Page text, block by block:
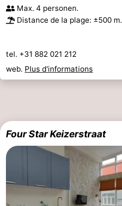
Max. 4 personen.
Distance de la plage: ±500 m.
tel. +31 882 021 212
web. Plus d'informations
Four Star Keizerstraat